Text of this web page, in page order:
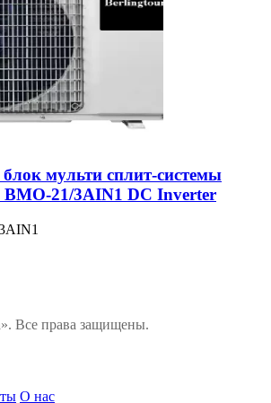
мульти сплит-системы
21/3AIN1 DC Inverter
Все права защищены.
О нас